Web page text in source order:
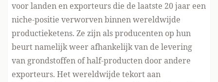
voor landen en exporteurs die de laatste 20 jaar een
niche-positie verworven binnen wereldwijde
productieketens. Ze zijn als producenten op hun
beurt namelijk weer afhankelijk van de levering
van grondstoffen of half-producten door andere
exporteurs. Het wereldwijde tekort aan